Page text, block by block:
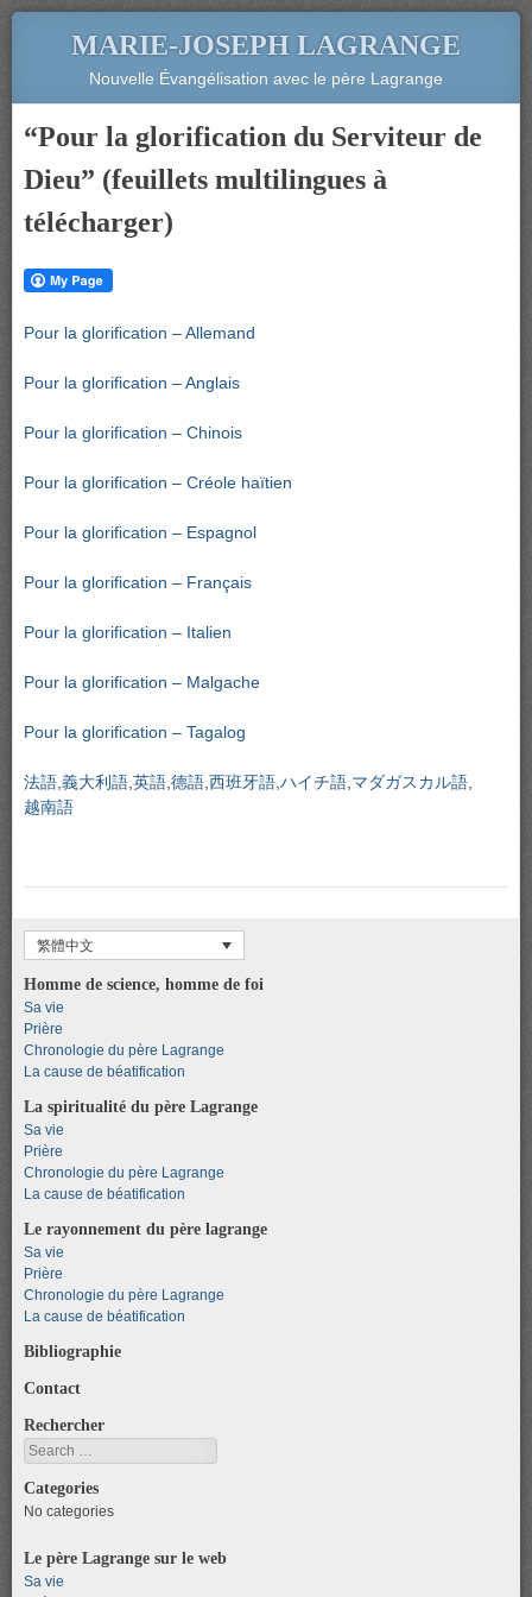
MARIE-JOSEPH LAGRANGE
Nouvelle Évangélisation avec le père Lagrange
“Pour la glorification du Serviteur de
Dieu” (feuillets multilingues à
télécharger)
Pour la glorification – Allemand
Pour la glorification – Anglais
Pour la glorification – Chinois
Pour la glorification – Créole haïtien
Pour la glorification – Espagnol
Pour la glorification – Français
Pour la glorification – Italien
Pour la glorification – Malgache
Pour la glorification – Tagalog
法語 義大利語 英語 德語 西班牙語 ハイチ語 マダガスカル語
越南語
繁體中文
Homme de science, homme de foi
Sa vie
Prière
Chronologie du père Lagrange
La cause de béatification
La spiritualité du père Lagrange
Sa vie
Prière
Chronologie du père Lagrange
La cause de béatification
Le rayonnement du père lagrange
Sa vie
Prière
Chronologie du père Lagrange
La cause de béatification
Bibliographie
Contact
Rechercher
Search
Categories
No categories
Le père Lagrange sur le web
Sa vie